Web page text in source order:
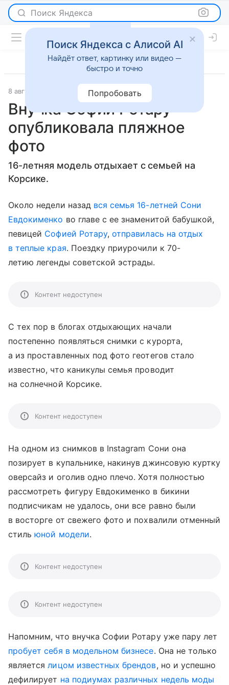
Поиск Яндекса
8 августа 2017 Светская жизнь
Внучка Софии Ротару
опубликовала пляжное
фото
16-летняя модель отдыхает с семьей на
Корсике.
Около недели назад вся семья 16-летней Сони
Евдокименко во главе с ее знаменитой бабушкой,
певицей Софией Ротару,отправилась на отдых
в теплые края. Поездку приурочили к 70-
летию легенды советской эстрады.
Контент недоступен
С тех пор в блогах отдыхающих начали
постепенно появляться снимки с курорта,
а из проставленных под фото геотегов стало
известно, что каникулы семья проводит
на солнечной Корсике.
Контент недоступен
На одном из снимков в Instagram Сони она
позирует в купальнике, накинув джинсовую куртку
оверсайз и оголив одно плечо. Хотя полностью
рассмотреть фигуру Евдокименко в бикини
подписчикам не удалось, они все равно были
в восторге от свежего фото и похвалили отменный
стильюной модели.
Контент недоступен
Контент недоступен
Напомним, что внучка Софии Ротару уже пару лет
пробует себя в модельном бизнесе. Она не только
являетсялицом известных брендов, но и успешно
дефилирует на подиумах различных недель моды
Поиск Яндекса с Алисой AI
Найдёт ответ, картинку или видео —
быстро и точно
Попробовать